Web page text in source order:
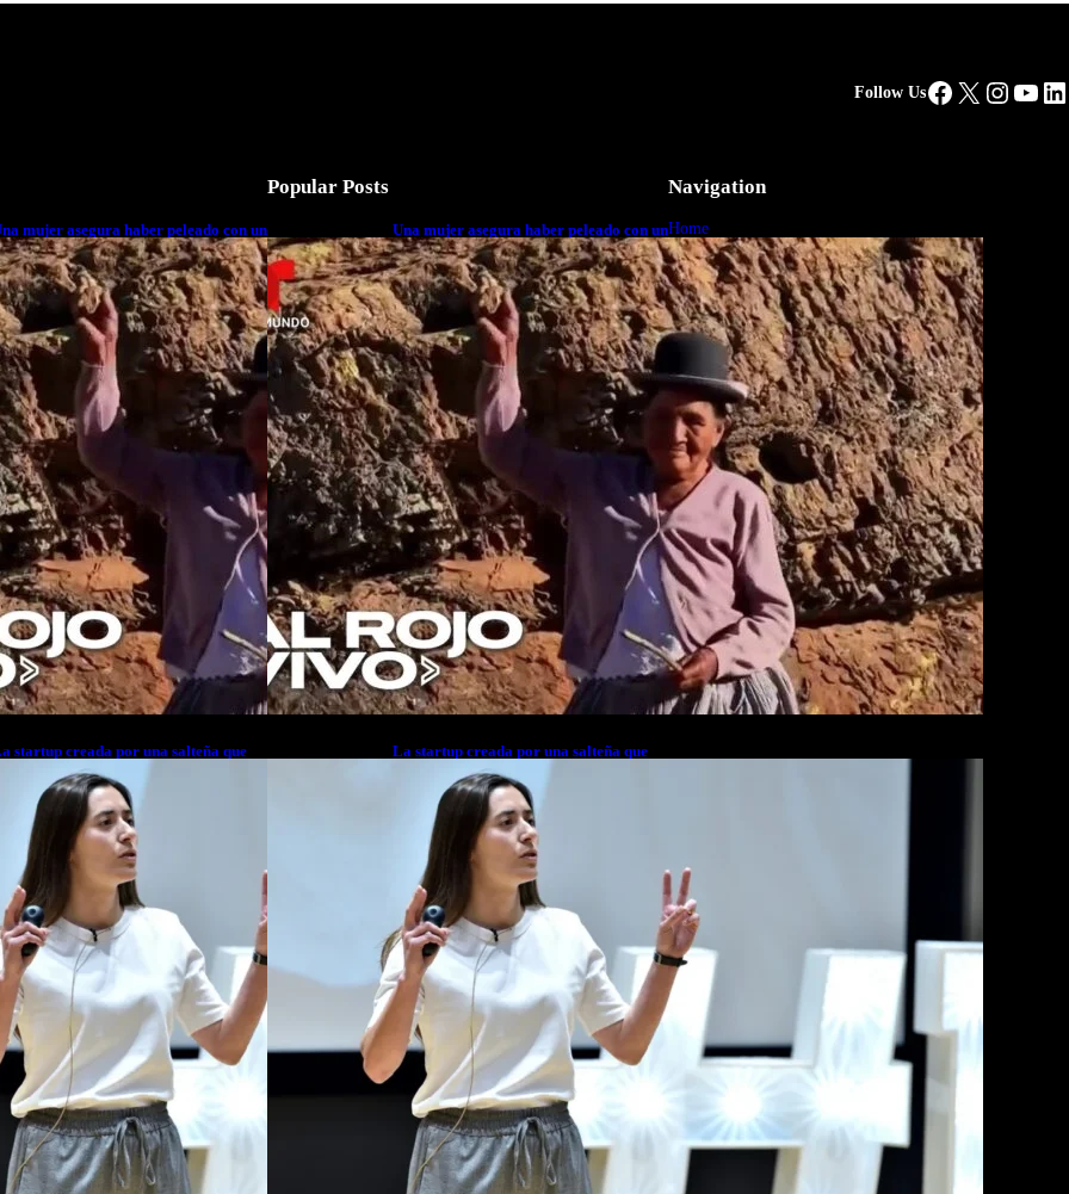
Follow UsFacebook
X
mujer asegura haber peleado con un
cuerpo a cuerpo
startup creada por una salteña que
resolver el estrés financiero en
Popular Posts
Una mujer asegura haber peleado con un
extraterrestre cuerpo a cuerpo
La startup creada por una salteña que
busca resolver el estrés financiero en
Latinoamérica
Navigation
Home
Business
Lifestyle
Magazine
Photography
Travel
Technology